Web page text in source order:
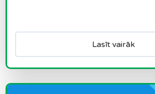
Lasīt vairāk